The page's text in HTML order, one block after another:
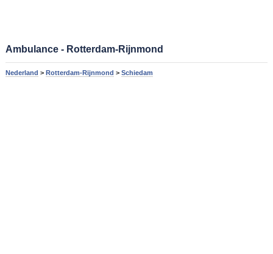
Ambulance - Rotterdam-Rijnmond
Nederland > Rotterdam-Rijnmond > Schiedam